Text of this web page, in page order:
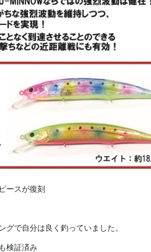
ースが復刻
グで自分は良く釣っていました。
検証済み